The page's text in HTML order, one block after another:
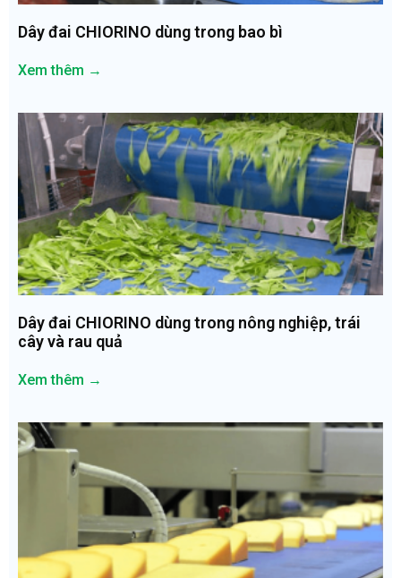
Dây đai CHIORINO dùng trong bao bì
Xem thêm →
Dây đai CHIORINO dùng trong nông nghiệp, trái
cây và rau quả
Xem thêm →